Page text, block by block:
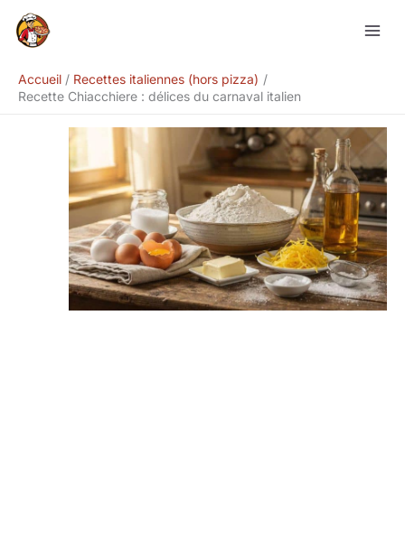
Accueil
Recettes italiennes (hors pizza)
Recette Chiacchiere : délices du carnaval italien
Rechercher